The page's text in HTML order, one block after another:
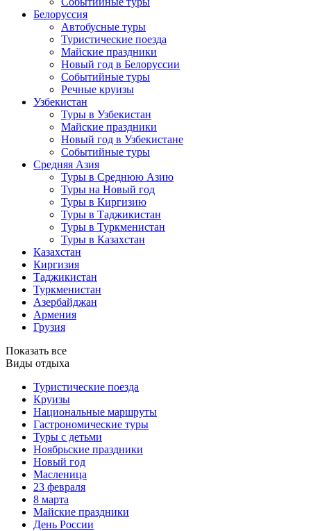
Белоруссия
Автобусные туры
Туристические поезда
Майские праздники
Новый год в Белоруссии
Событийные туры
Речные круизы
Узбекистан
Туры в Узбекистан
Майские праздники
Новый год в Узбекистане
Событийные туры
Средняя Азия
Туры в Среднюю Азию
Туры на Новый год
Туры в Киргизию
Туры в Таджикистан
Туры в Туркменистан
Туры в Казахстан
Казахстан
Киргизия
Таджикистан
Туркменистан
Азербайджан
Армения
Грузия
Показать все
Виды отдыха
Туристические поезда
Круизы
Национальные маршруты
Гастрономические туры
Туры с детьми
Ноябрьские праздники
Новый год
Масленица
23 февраля
8 марта
Майские праздники
День России